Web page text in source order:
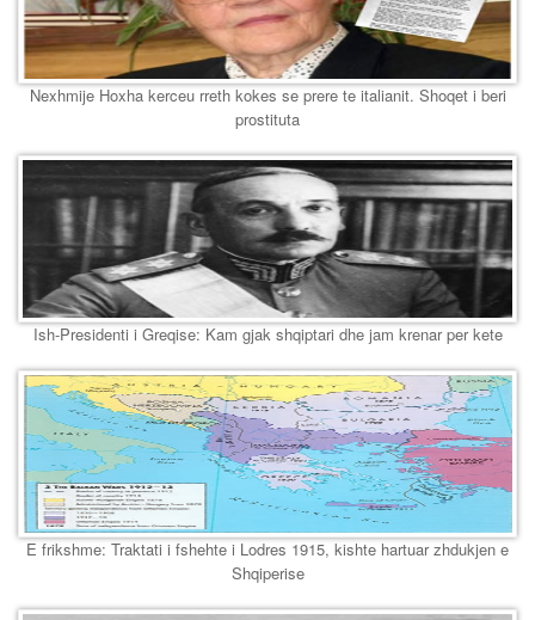
Nexhmije Hoxha kerceu rreth kokes se prere te italianit. Shoqet i beri
prostituta
Ish-Presidenti i Greqise: Kam gjak shqiptari dhe jam krenar per kete
E frikshme: Traktati i fshehte i Lodres 1915, kishte hartuar zhdukjen e
Shqiperise